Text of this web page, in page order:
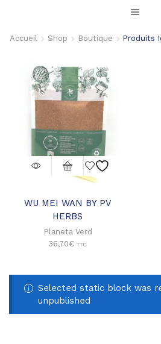
Accueil Shop Boutique Produits
WU MEI WAN BY PV
HERBS
Planeta Verd
36,70€ TTC
Selected static block was
unpublished